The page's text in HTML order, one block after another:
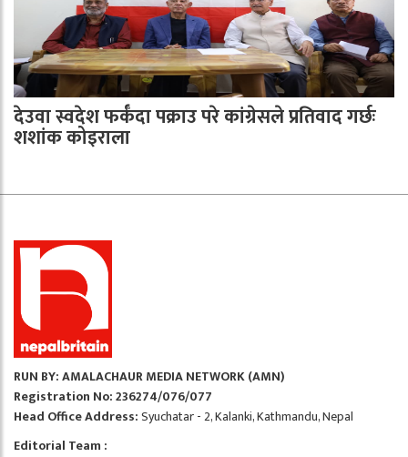
देउवा स्वदेश फर्कँदा पक्राउ परे कांग्रेसले प्रतिवाद गर्छः
शशांक कोइराला
RUN BY: AMALACHAUR MEDIA NETWORK (AMN)
Registration No: 236274/076/077
Head Office Address:Syuchatar - 2, Kalanki, Kathmandu, Nepal
Editorial Team :